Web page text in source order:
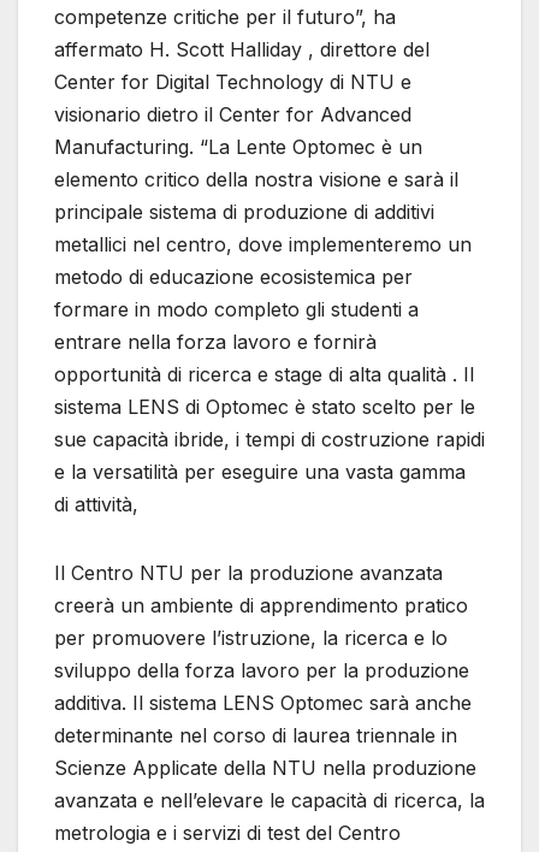
competenze critiche per il futuro”, ha
affermato H. Scott Halliday , direttore del
Center for Digital Technology di NTU e
visionario dietro il Center for Advanced
Manufacturing. “La Lente Optomec è un
elemento critico della nostra visione e sarà il
principale sistema di produzione di additivi
metallici nel centro, dove implementeremo un
metodo di educazione ecosistemica per
formare in modo completo gli studenti a
entrare nella forza lavoro e fornirà
opportunità di ricerca e stage di alta qualità . Il
sistema LENS di Optomec è stato scelto per le
sue capacità ibride, i tempi di costruzione rapidi
e la versatilità per eseguire una vasta gamma
di attività,
Il Centro NTU per la produzione avanzata
creerà un ambiente di apprendimento pratico
per promuovere l’istruzione, la ricerca e lo
sviluppo della forza lavoro per la produzione
additiva. Il sistema LENS Optomec sarà anche
determinante nel corso di laurea triennale in
Scienze Applicate della NTU nella produzione
avanzata e nell’elevare le capacità di ricerca, la
metrologia e i servizi di test del Centro